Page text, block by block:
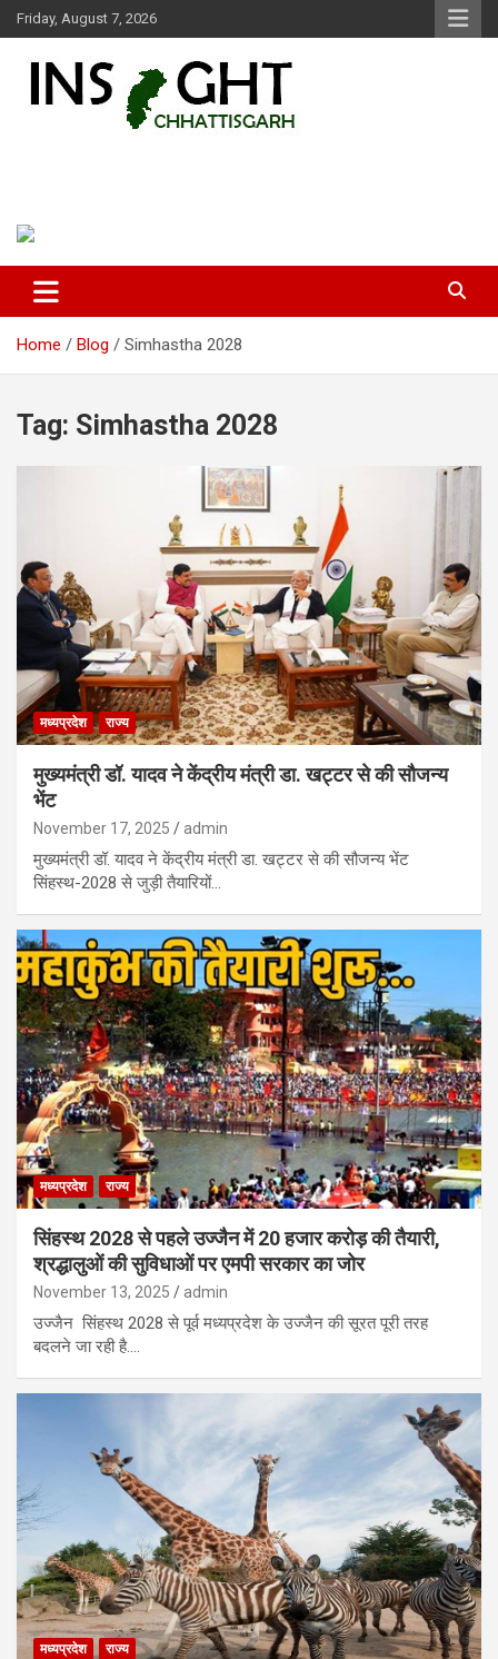
Skip
to
Friday, August 7, 2026
Home Blog Simhastha 2028
Tag: Simhastha 2028
मध्यप्रदेश राज्य
मुख्यमंत्री डॉ. यादव ने केंद्रीय मंत्री डा. खट्टर से की सौजन्य
भेंट
November 17, 2025 admin
मुख्यमंत्री डॉ. यादव ने केंद्रीय मंत्री डा. खट्टर से की सौजन्य भेंट
सिंहस्थ-2028 से जुड़ी तैयारियों…
मध्यप्रदेश राज्य
सिंहस्थ 2028 से पहले उज्जैन में 20 हजार करोड़ की तैयारी,
श्रद्धालुओं की सुविधाओं पर एमपी सरकार का जोर
November 13, 2025 admin
उज्जैन सिंहस्थ 2028 से पूर्व मध्यप्रदेश के उज्जैन की सूरत पूरी तरह
बदलने जा रही है.…
मध्यप्रदेश राज्य